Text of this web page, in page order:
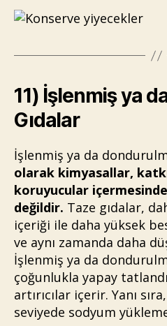
11) İşlenmiş ya
Gıdalar
İşlenmiş ya da
olarak kimyasallar,
koruyucular
değildir. Taze gıdalar,
içeriği ile daha yüksek
ve aynı zamanda daha
İşlenmiş ya da
çoğunlukla yapay
artırıcılar içerir. Yanı
seviyede sodyum